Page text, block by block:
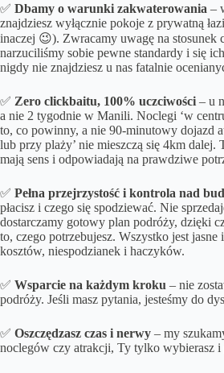
✅ Dbamy o warunki zakwaterowania –
znajdziesz wyłącznie pokoje z prywatną
inaczej 😉). Zwracamy uwagę na stosunek
narzuciliśmy sobie pewne standardy i się
nigdy nie znajdziesz u nas fatalnie
✅ Zero clickbaitu, 100% uczciwości – u
a nie 2 tygodnie w Manili. Noclegi ‘w
to, co powinny, a nie 90-minutowy dojazd
lub przy plaży’ nie mieszczą się 4km
mają sens i odpowiadają na prawdziwe
✅ Pełna przejrzystość i kontrola nad
płacisz i czego się spodziewać. Nie
dostarczamy gotowy plan podróży, dzięki
to, czego potrzebujesz. Wszystko jest
kosztów, niespodzianek i haczyków.
✅ Wsparcie na każdym kroku – nie
podróży. Jeśli masz pytania, jesteśmy do
✅ Oszczędzasz czas i nerwy – my
noclegów czy atrakcji, Ty tylko wybierasz i